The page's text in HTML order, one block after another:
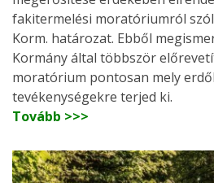
fakitermelési moratóriumról
Korm. határozat. Ebből
Kormány által többször
moratórium pontosan mely
tevékenységekre terjed ki.
Tovább >>>